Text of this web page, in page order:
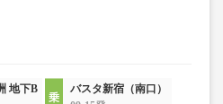
地下B
バスタ新宿（南口）